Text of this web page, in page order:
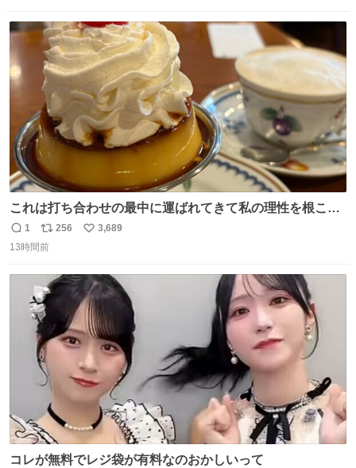
ト
数
数
これは打ち合わせの最中に運ばれてきて私の理性を根こそ
ぎ奪い去ったプリンの写真です。
返
信
1
リ
ポ
ト
数
256
い
数
3,689
13時間前
コレが無料でレジ袋が有料なのおかしいって